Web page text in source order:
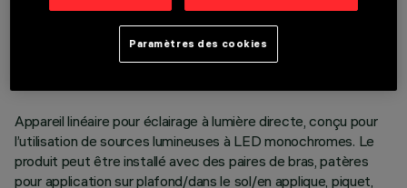
DONNÉES TECHNIQUES
DERNIÈRE MISE À JOUR: 06/08/2026
Appareil linéaire pour éclairage à lumière directe, conçu pour
l’utilisation de sources lumineuses à LED monochromes. Le
produit peut être installé avec des paires de bras, patères
pour application sur plafond/dans le sol/en applique, piquet,
Paramètres des cookies